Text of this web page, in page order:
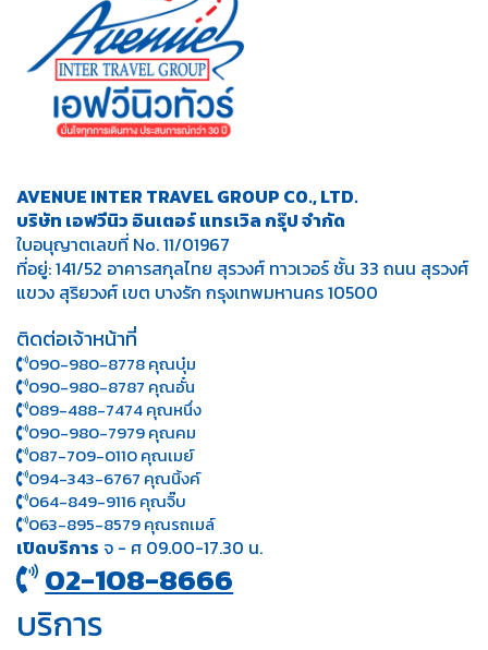
AVENUE INTER TRAVEL GROUP CO., LTD.
บริษัท เอฟวีนิว อินเตอร์ แทรเวิล กรุ๊ป จำกัด
ใบอนุญาตเลขที่ No. 11/01967
ที่อยู่: 141/52 อาคารสกุลไทย สุรวงศ์ ทาวเวอร์ ชั้น 33 ถนน สุรวงศ์
แขวง สุริยวงศ์ เขต บางรัก กรุงเทพมหานคร 10500
ติดต่อเจ้าหน้าที่
090-980-8778 คุณบุ๋ม
090-980-8787 คุณอั๋น
089-488-7474 คุณหนึ่ง
090-980-7979 คุณคม
087-709-0110 คุณเมย์
094-343-6767 คุณนิ้งค์
064-849-9116 คุณจิ๊บ
063-895-8 579คุณรถเมล์
เปิดบริการ จ - ศ 09.00-17.30 น.
02-108-8666
บริการ